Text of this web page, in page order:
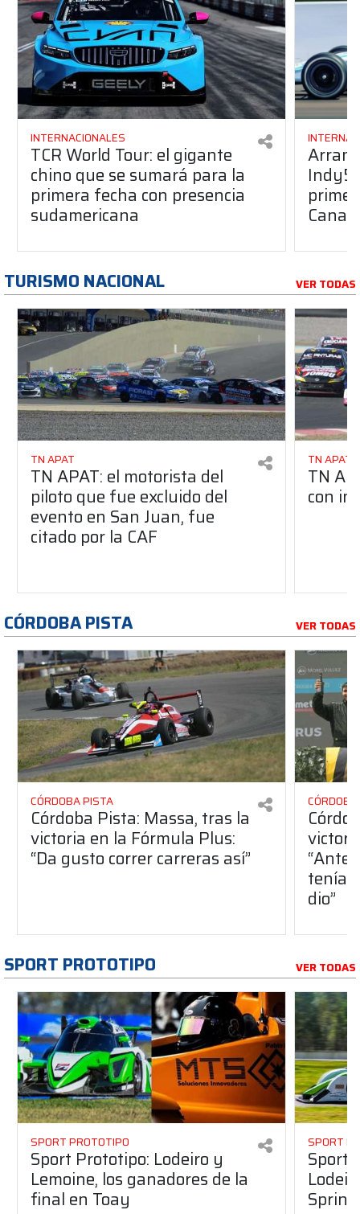
INTERNACIONALES
TCR World Tour: el gigante
chino que se sumará para la
primera fecha con presencia
sudamericana
TURISMO NACIONAL VER TODAS
TN APAT
TN APAT: el motorista del
piloto que fue excluido del
evento en San Juan, fue
citado por la CAF
TN APAT
TN
con
CÓRDOBA PISTA VER TODAS
CÓRDOBA PISTA
Córdoba Pista: Massa, tras la
victoria en la Fórmula Plus:
“Da gusto correr carreras así”
dio”
SPORT PROTOTIPO VER TODAS
SPORT PROTOTIPO
Sport Prototipo: Lodeiro y
Lemoine, los ganadores de la
final en Toay
SPORT
Sport
Sprint